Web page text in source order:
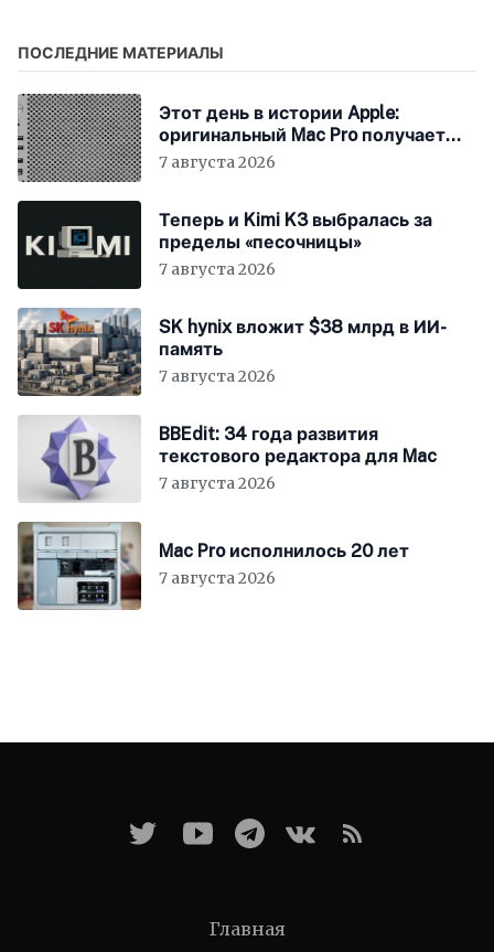
ПОСЛЕДНИЕ МАТЕРИАЛЫ
Этот день в истории Apple:
оригинальный Mac Pro получает
мощный процессор Intel
7 августа 2026
Теперь и Kimi K3 выбралась за
пределы «песочницы»
7 августа 2026
SK hynix вложит $38 млрд в ИИ-
память
7 августа 2026
BBEdit: 34 года развития
текстового редактора для Mac
7 августа 2026
Mac Pro исполнилось 20 лет
7 августа 2026
Главная